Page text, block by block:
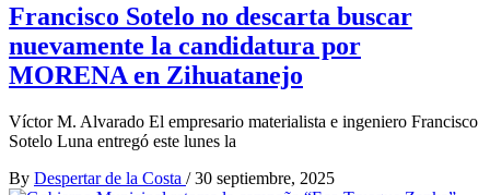
Francisco Sotelo no descarta buscar
nuevamente la candidatura por
MORENA en Zihuatanejo
Víctor M. Alvarado El empresario materialista e ingeniero Francisco
Sotelo Luna entregó este lunes la
By Despertar de la Costa / 30 septiembre, 2025